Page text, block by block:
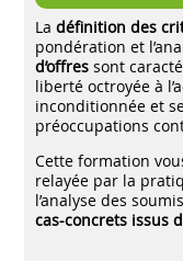
Ladéfinition des
pondération et
d’offres sont
liberté octroyée à
inconditionnée et
préoccupations
Cette formation
relayée par la
l’analyse des
cas-concrets issus